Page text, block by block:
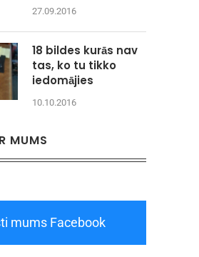
27.09.2016
18 bildes kurās nav
tas, ko tu tikko
iedomājies
10.10.2016
MUMS
mums Facebook